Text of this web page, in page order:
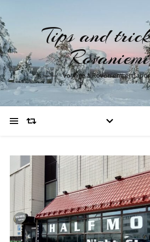
Tips and
Rovaniemi
Voyage à Rovaniemi en